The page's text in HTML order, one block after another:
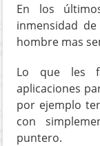
En los
inmensidad
hombre mas
Lo que les
aplicaciones
por ejemplo
con
puntero.